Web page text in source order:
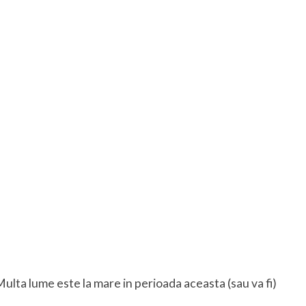
lume este la mare in perioada aceasta (sau va fi)